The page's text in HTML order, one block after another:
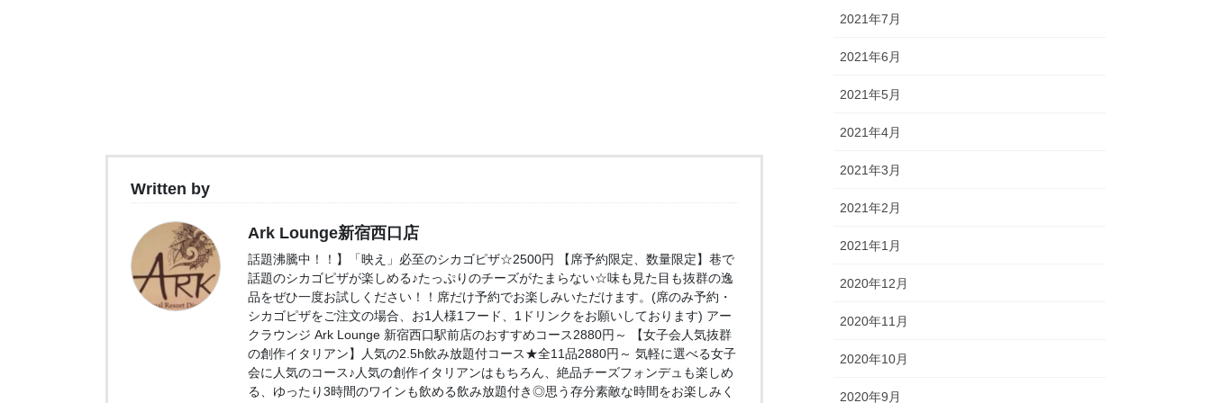
Written by
Ark Lounge新宿西口店
話題沸騰中！！】「映え」必至のシカゴピザ☆2500円 【席予約限定、数量限定】巷で
話題のシカゴピザが楽しめる♪たっぷりのチーズがたまらない☆味も見た目も抜群の逸
品をぜひ一度お試しください！！席だけ予約でお楽しみいただけます。(席のみ予約・
シカゴピザをご注文の場合、お1人様1フード、1ドリンクをお願いしております) アー
クラウンジ Ark Lounge 新宿西口駅前店のおすすめコース2880円～ 【女子会人気抜群
の創作イタリアン】人気の2.5h飲み放題付コース★全11品2880円～ 気軽に選べる女子
会に人気のコース♪人気の創作イタリアンはもちろん、絶品チーズフォンデュも楽しめ
る、ゆったり3時間のワインも飲める飲み放題付き◎思う存分素敵な時間をお楽しみく
2021年7月
2021年6月
2021年5月
2021年4月
2021年3月
2021年2月
2021年1月
2020年12月
2020年11月
2020年10月
2020年9月